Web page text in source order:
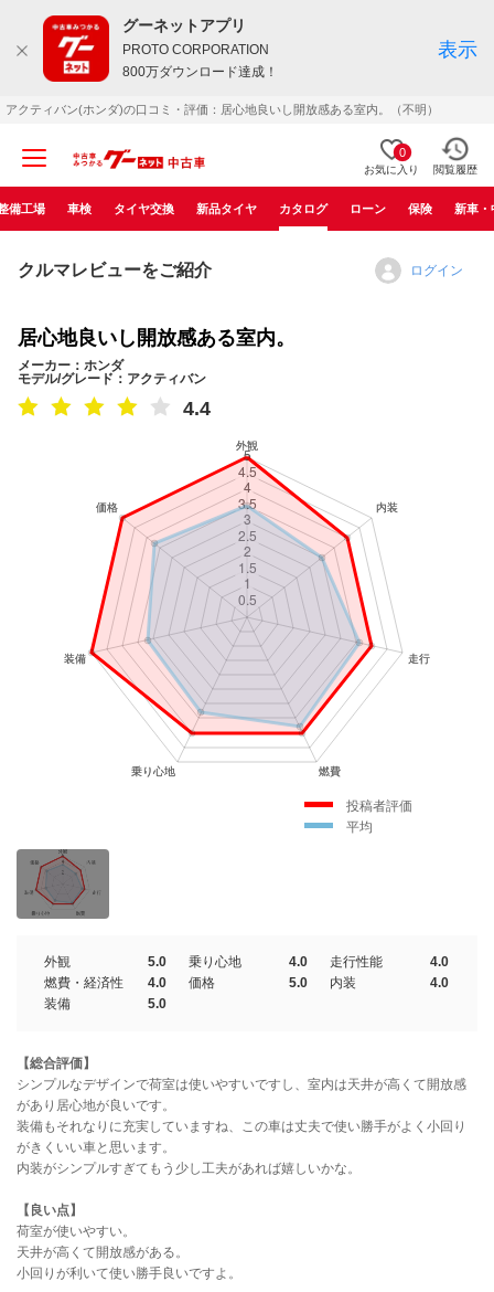
グーネットアプリ
PROTO CORPORATION
800万ダウンロード達成！
表示
アクティバン(ホンダ)の口コミ・評価：居心地良いし開放感ある室内。（不明）
0
お気に入り 閲覧履歴
備工場 車検 タイヤ交換 新品タイヤ カタログ ローン 保険 新車・
クルマレビューをご紹介 ログイン
居心地良いし開放感ある室内。
メーカー：ホンダ
モデル/グレード：アクティバン
4.4
投稿者評価
平均
外観 5.0 乗り心地 4.0 走行性能
4.0
燃費・経済性
4.0 価格 5.0 内装
4.0
装備
5.0
【総合評価】
シンプルなデザインで荷室は使いやすいですし、室内は天井が高くて開放感
があり居心地が良いです。
装備もそれなりに充実していますね、この車は丈夫で使い勝手がよく小回り
がきくいい車と思います。
内装がシンプルすぎてもう少し工夫があれば嬉しいかな。
【良い点】
荷室が使いやすい。
天井が高くて開放感がある。
小回りが利いて使い勝手良いですよ。